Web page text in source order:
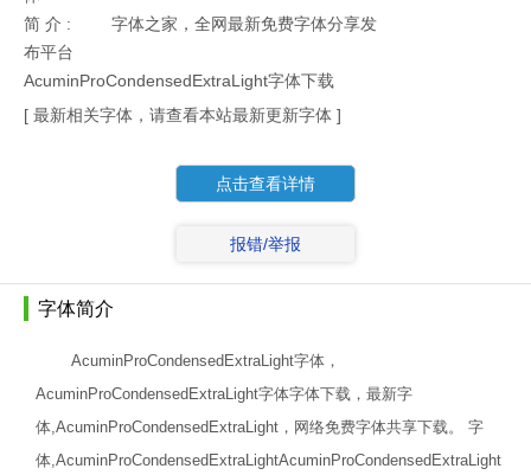
简 介 :
字体之家，全网最新免费字体分享发
布平台
AcuminProCondensedExtraLight字体下载
[ 最新相关字体，请查看本站最新更新字体 ]
点击查看详情
报错/举报
字体简介
AcuminProCondensedExtraLight字体，
AcuminProCondensedExtraLight字体字体下载，最新字
体,AcuminProCondensedExtraLight，网络免费字体共享下载。 字
体,AcuminProCondensedExtraLightAcuminProCondensedExtraLight